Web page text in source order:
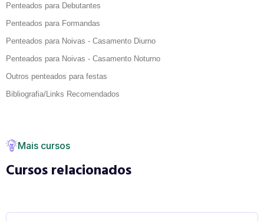
Penteados para Debutantes
Penteados para Formandas
Penteados para Noivas - Casamento Diurno
Penteados para Noivas - Casamento Noturno
Outros penteados para festas
Bibliografia/Links Recomendados
Mais cursos
Cursos relacionados